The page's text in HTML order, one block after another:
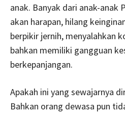
anak. Banyak dari anak-anak
akan harapan, hilang
berpikir jernih, menyalahkan
bahkan memiliki gangguan
berkepanjangan.
Apakah ini yang sewajarnya
Bahkan orang dewasa pun